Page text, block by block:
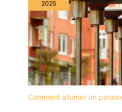
2025
Comment allumer un